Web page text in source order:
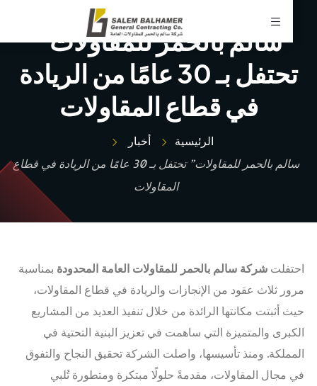
سالم بالحمر للمقاولات”
تحتفل بـ 30 عامًا من الريادة
في قطاع المقاولات
الرئيسية
أخبار
سالم بالحمر للمقاولات” تحتفل بـ 30 عامًا من الريادة في قطاع
المقاولات
احتفلت شركة سالم بالحمر للمقاولات العامة المحدودة بمناسبة
مرور ثلاث عقود من الإنجازات والريادة في قطاع المقاولات،
حيث أثبتت مكانتها الرائدة من خلال تنفيذ العديد من المشاريع
الكبرى والمتميزة التي ساهمت في تعزيز البنية التحتية في
المملكة. ومنذ تأسيسها، واصلت الشركة تحقيق النجاح والتفوق
في مجال المقاولات، مقدمةً حلولًا مبتكرة ومتطورة تُلبي